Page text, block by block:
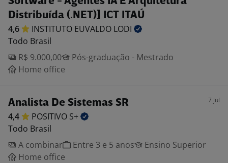
Distribuída (.NET)] ICT ITAÚ
4,6 INSTITUTO EUVALDO LODI
Todo Brasil
R$ 9.000,00
Pós-graduação - Mestrado
Home office
Analista De Sistemas SR 7 jul
4,4 POSITIVO S+
Todo Brasil
A combinar
Entre 3 e 5 anos
Ensino Superior
Home office